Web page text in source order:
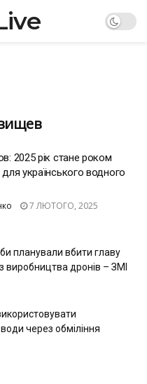
2025 рік стане роком
українського водного
7 ЛЮТОГО, 2025
планували вбити главу
виробництва дронів – ЗМІ
через обміління